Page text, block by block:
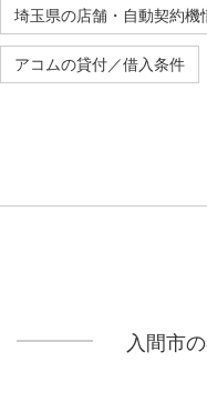
埼玉県の店舗・自動契約機
アコムの貸付／借入条件
入間市